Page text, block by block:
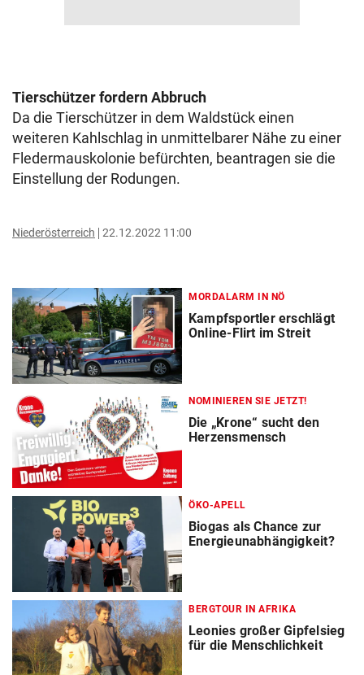
Tierschützer fordern Abbruch
Da die Tierschützer in dem Waldstück einen
weiteren Kahlschlag in unmittelbarer Nähe zu einer
Fledermauskolonie befürchten, beantragen sie die
Einstellung der Rodungen.
Niederösterreich 22.12.2022 11:00
MORDALARM IN NÖ
Kampfsportler erschlägt
Online-Flirt im Streit
NOMINIEREN SIE JETZT!
Die „Krone“ sucht den
Herzensmensch
ÖKO-APELL
Biogas als Chance zur
Energieunabhängigkeit?
BERGTOUR IN AFRIKA
Leonies großer Gipfelsieg
für die Menschlichkeit